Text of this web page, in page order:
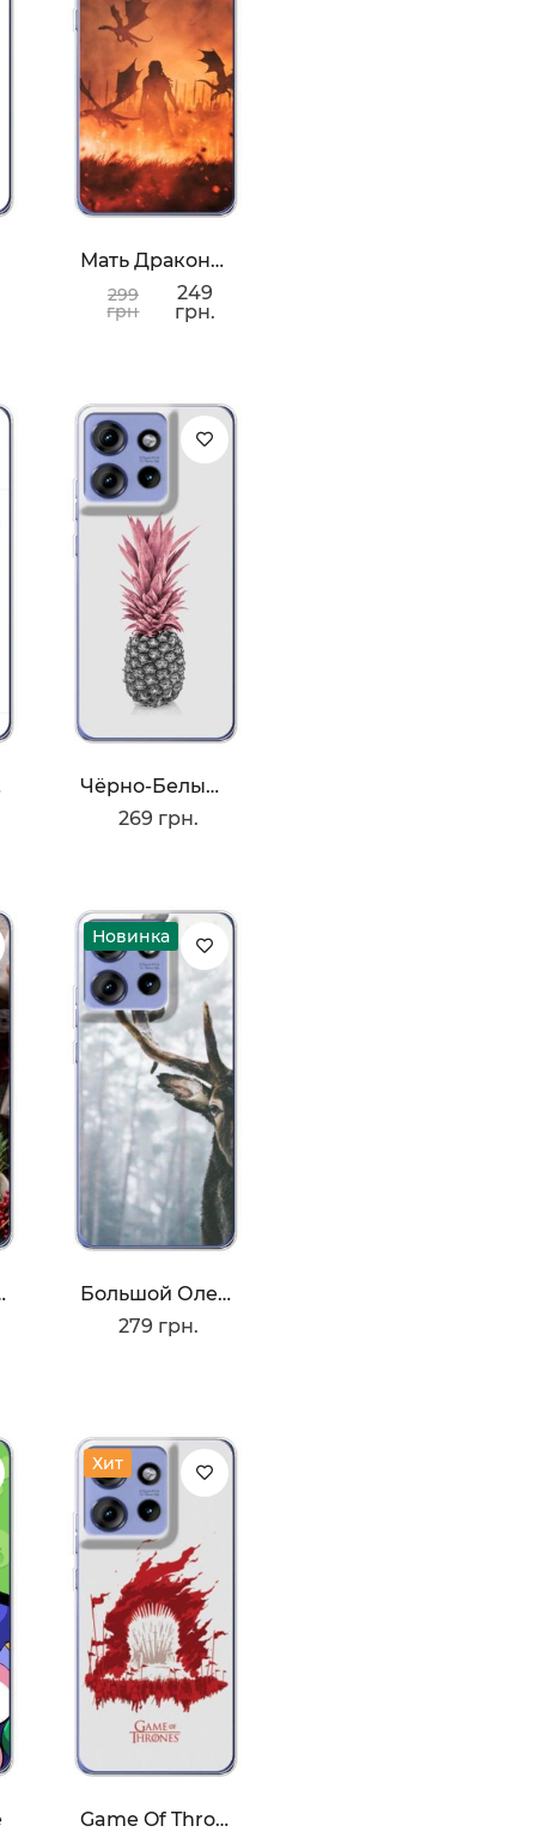
Мать Драконов
299
грн
249
грн.
Чёрно-Белый Ананас
269 грн.
Новинка
Большой Олень
279 грн.
Хит
Game Of Thrones